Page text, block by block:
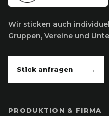
Wir sticken auch
Gruppen, Vereine und
Stick anfragen →
PRODUKTION & FIRMA